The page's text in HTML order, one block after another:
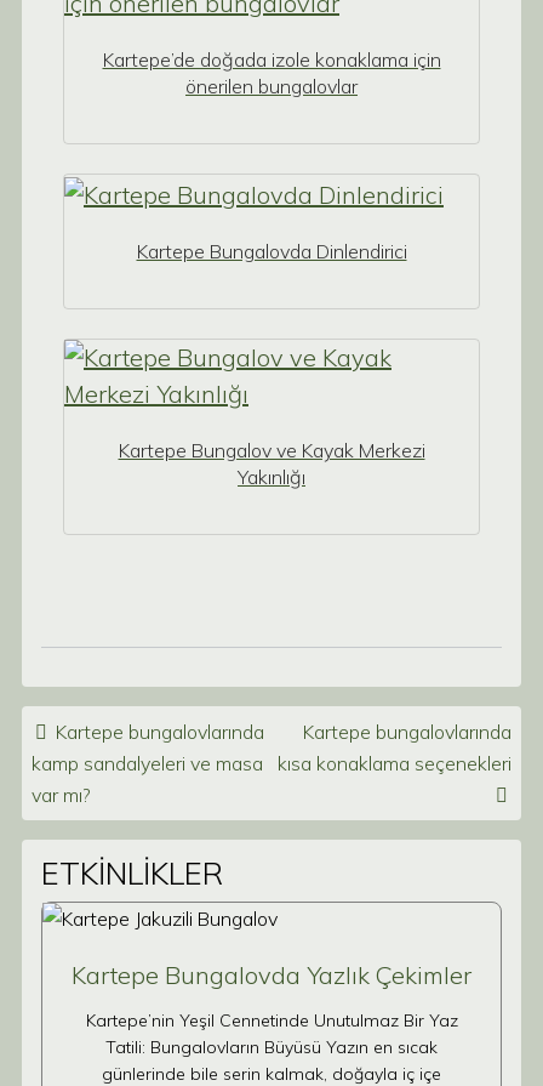
Kartepe’de doğada izole konaklama için
önerilen bungalovlar
Kartepe Bungalovda Dinlendirici
Kartepe Bungalov ve Kayak Merkezi
Yakınlığı
Post navigation
Kartepe bungalovlarında
kamp sandalyeleri ve masa
var mı?
Kartepe bungalovlarında
kısa konaklama seçenekleri
ETKİNLİKLER
Kartepe Bungalovda Yazlık Çekimler
Kartepe’nin Yeşil Cennetinde Unutulmaz Bir Yaz
Tatili: Bungalovların Büyüsü Yazın en sıcak
günlerinde bile serin kalmak, doğayla iç içe